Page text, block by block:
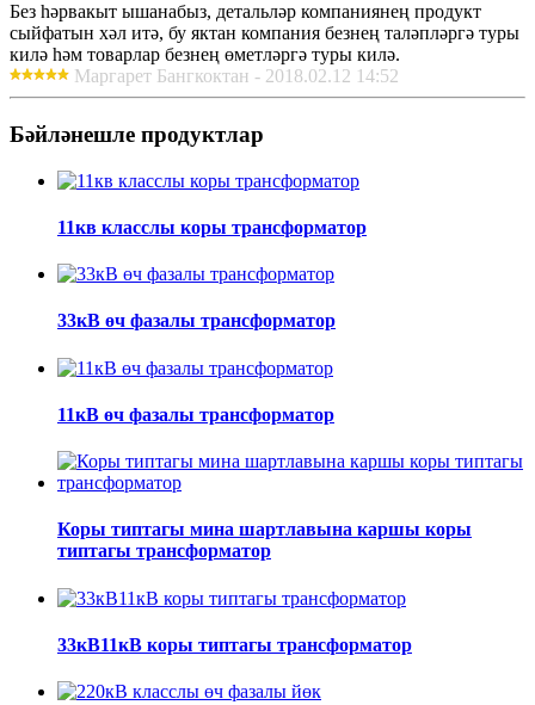
Без һәрвакыт ышанабыз, детальләр компаниянең продукт
сыйфатын хәл итә, бу яктан компания безнең таләпләргә туры
килә һәм товарлар безнең өметләргә туры килә.
Маргарет Бангкоктан - 2018.02.12 14:52
Бәйләнешле продуктлар
11кв класслы коры трансформатор
33кВ өч фазалы трансформатор
11кВ өч фазалы трансформатор
Коры типтагы мина шартлавына каршы коры
типтагы трансформатор
33кВ11кВ коры типтагы трансформатор